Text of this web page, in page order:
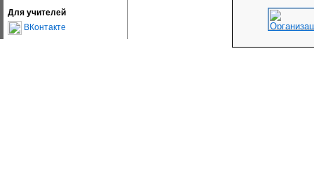
Для учителей
ВКонтакте